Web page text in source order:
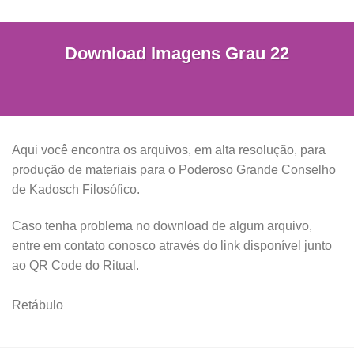
Download Imagens Grau 22
Aqui você encontra os arquivos, em alta resolução, para
produção de materiais para o Poderoso Grande Conselho
de Kadosch Filosófico.
Caso tenha problema no download de algum arquivo,
entre em contato conosco através do link disponível junto
ao QR Code do Ritual.
Retábulo